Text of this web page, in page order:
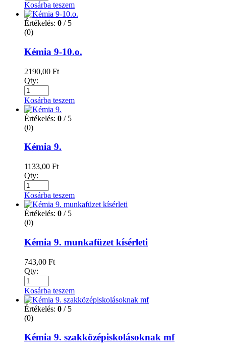
Kosárba teszem
Értékelés: 0 / 5
(0)
Kémia 9-10.o.
2190,00 Ft
Qty:
Kosárba teszem
Értékelés: 0 / 5
(0)
Kémia 9.
1133,00 Ft
Qty:
Kosárba teszem
Értékelés: 0 / 5
(0)
Kémia 9. munkafüzet kísérleti
743,00 Ft
Qty:
Kosárba teszem
Értékelés: 0 / 5
(0)
Kémia 9. szakközépiskolásoknak mf